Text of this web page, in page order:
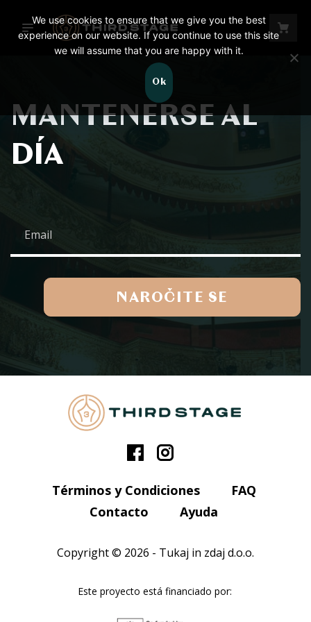
No hay productos en el carrito.
Horario
Ver el programa
MANTENERSE AL
DÍA
Términos y Condiciones
FAQ
Contacto
Ayuda
Copyright © 2026 - Tukaj in zdaj d.o.o.
Este proyecto está financiado por:
We use cookies to ensure that we give you the best
experience on our website. If you continue to use this site
we will assume that you are happy with it.
Ok